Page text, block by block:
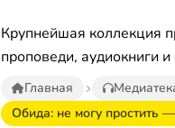
Крупнейшая коллекция
проповеди, аудиокниги
Главная
Обида: не могу простить